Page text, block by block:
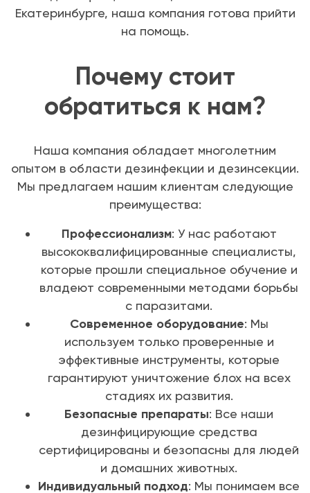
Екатеринбурге, наша компания готова прийти
на помощь.
Почему стоит
обратиться к нам?
Наша компания обладает многолетним
опытом в области дезинфекции и дезинсекции.
Мы предлагаем нашим клиентам следующие
преимущества:
Профессионализм: У нас работают
высококвалифицированные специалисты,
которые прошли специальное обучение и
владеют современными методами борьбы
с паразитами.
Современное оборудование: Мы
используем только проверенные и
эффективные инструменты, которые
гарантируют уничтожение блох на всех
стадиях их развития.
Безопасные препараты: Все наши
дезинфицирующие средства
сертифицированы и безопасны для людей
и домашних животных.
Индивидуальный подход: Мы понимаем все